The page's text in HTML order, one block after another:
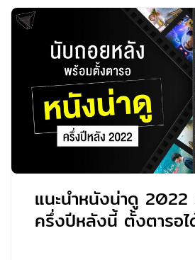
แนะนำหนังน่าดู 2022
ครึ่งปีหลังนี้ ตั้งตารอไ